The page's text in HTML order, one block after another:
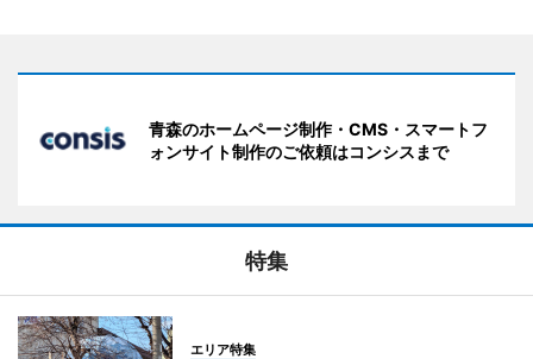
青森のホームページ制作・CMS・スマートフ
ォンサイト制作のご依頼はコンシスまで
特集
エリア特集